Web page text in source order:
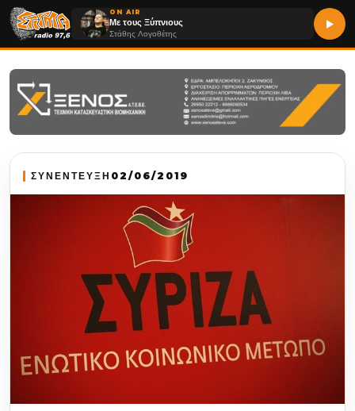
ON AIR
Με τους Ξύπνιους
Στάθης Λογοθέτης
ΣΥΝΕΝΤΕΥΞΗ 02/06/2019